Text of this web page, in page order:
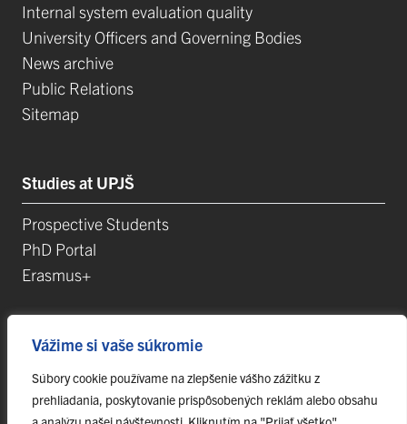
Vážime si vaše súkromie
Súbory cookie používame na zlepšenie vášho zážitku z
prehliadania, poskytovanie prispôsobených reklám alebo obsahu
Internal system evaluation quality
University Officers and Governing Bodies
News archive
Public Relations
Sitemap
Studies at UPJŠ
Prospective Students
PhD Portal
Erasmus+
Science, Research and Development
Postdoctoral Positions
Research Projects